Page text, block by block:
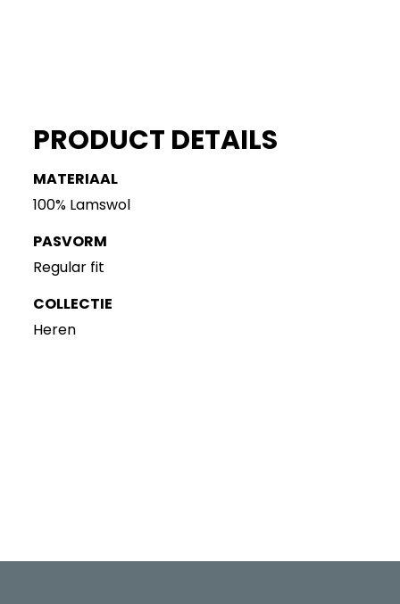
PRODUCT DETAILS
MATERIAAL
100% Lamswol
PASVORM
Regular fit
COLLECTIE
Heren